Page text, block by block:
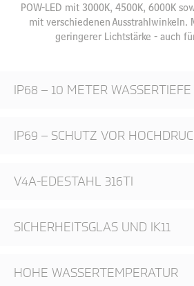
POW-LED mit 3000K, 4500K, 6000K
mit verschiedenen Ausstrahlwinkeln.
geringerer Lichtstärke - auch
IP68 – 10 METER WASSERTIEFE
IP69 – SCHUTZ VOR
V4A-EDESTAHL 316TI
SICHERHEITSGLAS UND IK11
HOHE WASSERTEMPERATUR